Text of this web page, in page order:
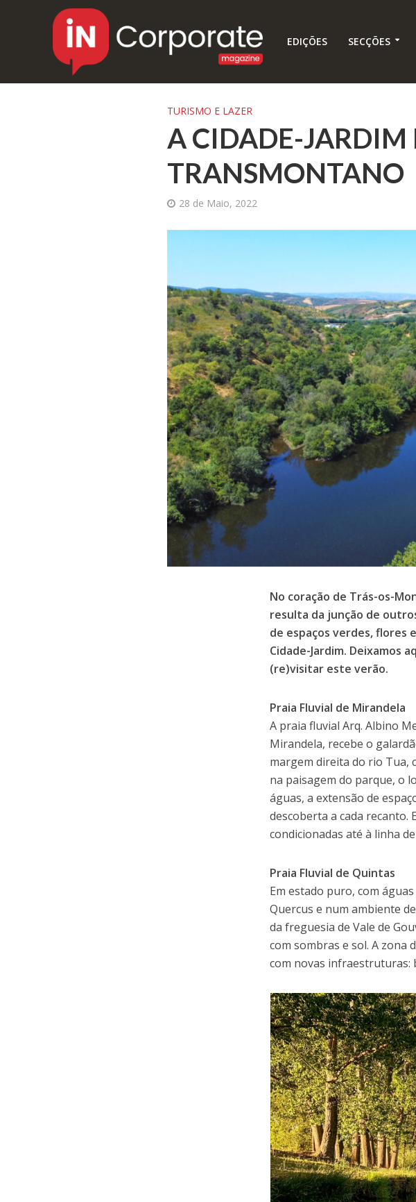
EDIÇÕES SECÇÕES
TURISMO E LAZER
A CIDADE-JARDIM
TRANSMONTANO
28 de Maio, 2022
No coração de Trás-os-
resulta da junção de
de espaços verdes, flores
Cidade-Jardim. Deixamos
(re)visitar este verão.
Praia Fluvial de Mirandela
A praia fluvial Arq. Albino
Mirandela, recebe o
margem direita do rio Tua,
na paisagem do parque, o
águas, a extensão de
descoberta a cada recanto.
condicionadas até à linha
Praia Fluvial de Quintas
Em estado puro, com
Quercus e num ambiente
da freguesia de Vale de
com sombras e sol. A zona
com novas infraestruturas: